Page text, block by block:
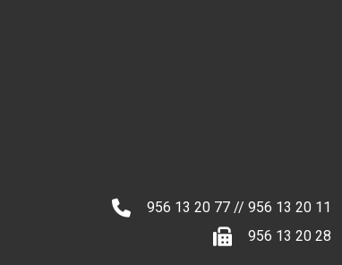
956 13 20 77 // 956 13 20 11
956 13 20 28